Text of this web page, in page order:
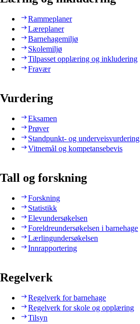
Rammeplaner
Læreplaner
Barnehagemiljø
Skolemiljø
Tilpasset opplæring og inkludering
Fravær
Vurdering
Eksamen
Prøver
Standpunkt- og underveisvurdering
Vitnemål og kompetansebevis
Tall og forskning
Forskning
Statistikk
Elevundersøkelsen
Foreldreundersøkelsen i barnehage
Lærlingundersøkelsen
Innrapportering
Regelverk
Regelverk for barnehage
Regelverk for skole og opplæring
Tilsyn